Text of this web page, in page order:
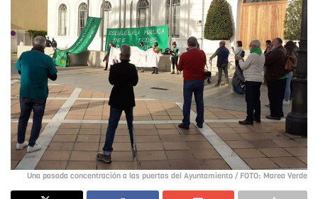
Una pasada concentración a las puertas del Ayuntamiento / FOTO: Marea Verde